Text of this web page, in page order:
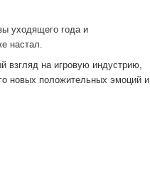
уходящего года и
настал.
взгляд на игровую индустрию,
новых положительных эмоций и